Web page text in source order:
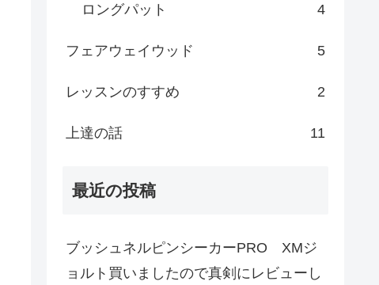
ロングパット 4
フェアウェイウッド 5
レッスンのすすめ 2
上達の話 11
最近の投稿
ブッシュネルピンシーカーPRO XMジ
ョルト買いましたので真剣にレビューし